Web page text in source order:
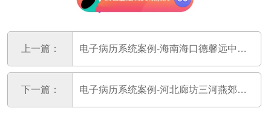
上一篇： 电子病历系统案例-海南海口德馨远中医馆
下一篇： 电子病历系统案例-河北廊坊三河燕郊辅仁医院